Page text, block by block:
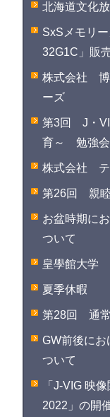
北海道文化
SxSメモリ
32G1C」販
株式会社 博
ーズ
第3回 J・
育～ 勉強会
株式会社 テ
第26回 親睦
お盆時期に
ついて
皇學館大学
夏季休暇
第28回 通
GW前後にお
ついて
「J-VIG 映
2022」の開